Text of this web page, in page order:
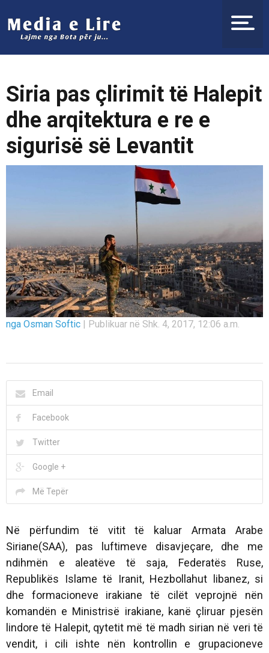
Siria pas çlirimit të Halepit
dhe arqitektura e re e
sigurisë së Levantit
nga Osman Softic | Publikuar në Shk. 4, 2017, 12:06 a.m.
Email
Facebook
Twitter
Google +
Më Tepër
Në përfundim të vitit të kaluar Armata Arabe
Siriane(SAA), pas luftimeve disavjeçare, dhe me
ndihmën e aleatëve të saja, Federatës Ruse,
Republikës Islame të Iranit, Hezbollahut libanez, si
dhe formacioneve irakiane të cilët veprojnë nën
komandën e Ministrisë irakiane, kanë çliruar pjesën
lindore të Halepit, qytetit më të madh sirian në veri të
vendit, i cili ishte nën kontrollin e grupacioneve